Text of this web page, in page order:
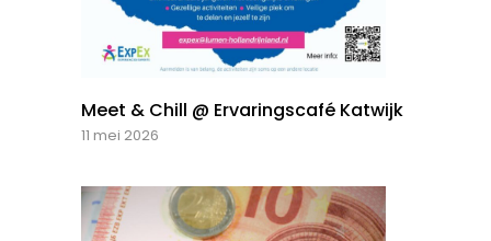
Meet & Chill @ Ervaringscafé Katwijk
11 mei 2026